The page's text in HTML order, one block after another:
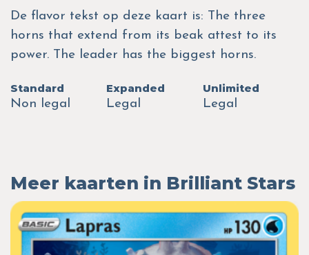
De flavor tekst op deze kaart is: The three
horns that extend from its beak attest to its
power. The leader has the biggest horns.
Standard
Non legal
Expanded
Legal
Unlimited
Legal
Meer kaarten in Brilliant Stars